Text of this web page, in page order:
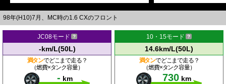
98年(H10)7月、MC時の1.6 CXのフロント
JC08モード
-km/L(50L)
満タンでどこまで走る？
（燃費×タンク容量）
- km
10・15モード
14.6km/L(50L)
満タンでどこまで走る？
（燃費×タンク容量）
730 km